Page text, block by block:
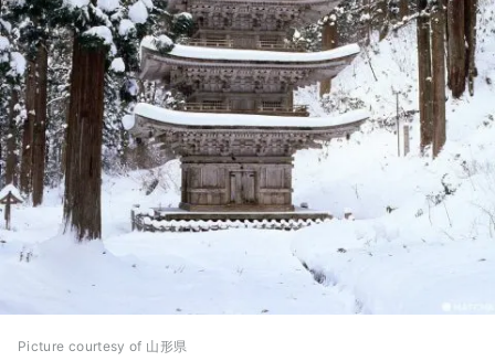
Picture courtesy of 山形県